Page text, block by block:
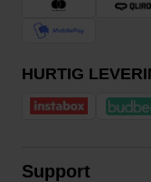
HURTIG
Support